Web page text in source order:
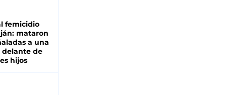
femicidio
mataron
a una
delante de
hijos